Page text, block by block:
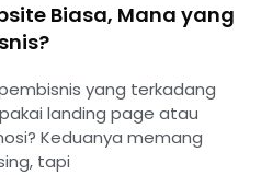
Biasa, Mana yang
yang terkadang
landing page atau
Keduanya memang
tapi